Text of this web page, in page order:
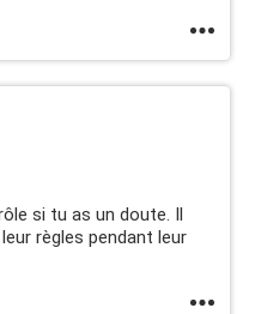
si tu as un doute. Il
règles pendant leur